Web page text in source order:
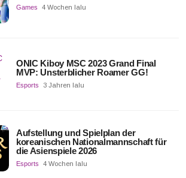
Games 4 Wochen lalu
ONIC Kiboy MSC 2023 Grand Final
MVP: Unsterblicher Roamer GG!
Esports 3 Jahren lalu
Aufstellung und Spielplan der
koreanischen Nationalmannschaft für
die Asienspiele 2026
Esports 4 Wochen lalu